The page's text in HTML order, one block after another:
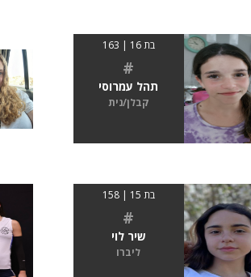
בת 16 | 163
#
תהל עמרוסי
קבלן/נית
בת 15 | 158
#
שיר לוי
ליברו